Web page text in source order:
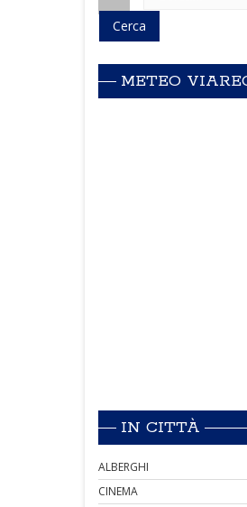
METEO
IN CITTÀ
ALBERGHI
CINEMA